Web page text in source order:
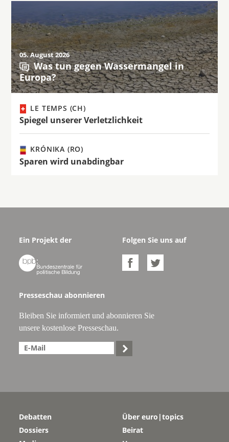
05. August 2026
Was tun gegen Wassermangel in
Europa?
LE TEMPS (CH)
Spiegel unserer Verletzlichkeit
KRÓNIKA (RO)
Sparen wird unabdingbar
Ein Projekt der

Folgen Sie uns auf
 
Presseschau abonnieren
Bleiben Sie informiert und abonnieren Sie
unsere kostenlose Presseschau.

Debatten
Dossiers
Über euro|topics
Beirat